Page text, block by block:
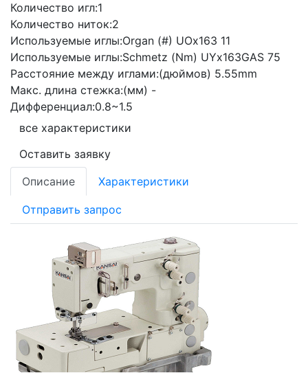
Количество игл:1
Количество ниток:2
Используемые иглы:Organ (#) UOx163 11
Используемые иглы:Schmetz (Nm) UYx163GAS 75
Расстояние между иглами:(дюймов) 5.55mm
Макс. длина стежка:(мм) -
Дифференциал:0.8~1.5
все характеристики
Оставить заявку
Описание
Характеристики
Отправить запрос